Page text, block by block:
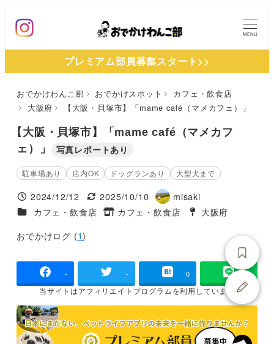
ン
MENU
プレミアム部員募集スタート>>
おでかけわんこ部 おでかけスポット
カフェ・飲食店
大阪府
【大阪・貝塚市】「mame café（マメカフェ）」
【大阪・貝塚市】「mame café（マメカフ
ェ）」
写真レポートあり
駐車場あり 店内OK ドッグランあり 大型犬まで
投稿日
2024/12/12
更新日
2025/10/10
著
者
misaki
施設ジャンル
カフェ・飲食店
タグ
カフェ・飲食店
タグ
大阪府
おでかけログ (1)
- - 0
当サイトはアフィリエイトプログラムを利用しています